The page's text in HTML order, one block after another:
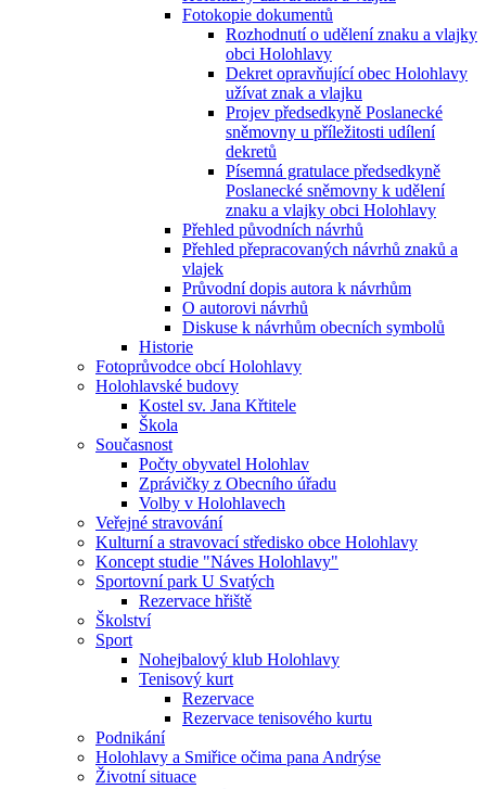
Fotokopie dokumentů
Rozhodnutí o udělení znaku a vlajky
obci Holohlavy
Dekret opravňující obec Holohlavy
užívat znak a vlajku
Projev předsedkyně Poslanecké
sněmovny u příležitosti udílení
dekretů
Písemná gratulace předsedkyně
Poslanecké sněmovny k udělení
znaku a vlajky obci Holohlavy
Přehled původních návrhů
Přehled přepracovaných návrhů znaků a
vlajek
Průvodní dopis autora k návrhům
O autorovi návrhů
Diskuse k návrhům obecních symbolů
Historie
Fotoprůvodce obcí Holohlavy
Holohlavské budovy
Kostel sv. Jana Křtitele
Škola
Současnost
Počty obyvatel Holohlav
Zprávičky z Obecního úřadu
Volby v Holohlavech
Veřejné stravování
Kulturní a stravovací středisko obce Holohlavy
Koncept studie "Náves Holohlavy"
Sportovní park U Svatých
Rezervace hřiště
Školství
Sport
Nohejbalový klub Holohlavy
Tenisový kurt
Rezervace
Rezervace tenisového kurtu
Podnikání
Holohlavy a Smiřice očima pana Andrýse
Životní situace